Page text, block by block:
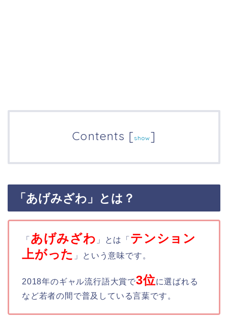
Contents [show]
「あげみざわ」とは？
「 あげみざわ 」とは「 テンション
上がった 」という意味です。
2018年のギャル流行語大賞で3位に選ばれる
など若者の間で普及している言葉です。